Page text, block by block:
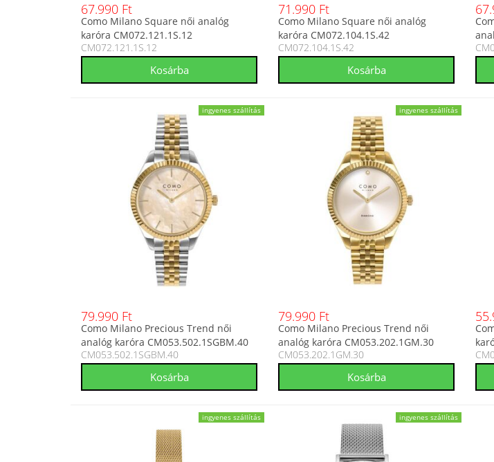
67.990 Ft
Como Milano Square női analóg
karóra CM072.121.1S.12
CM072.121.1S.12
71.990 Ft
Como Milano Square női analóg
karóra CM072.104.1S.42
CM072.104.1S.42
ingyenes szállítás
79.990 Ft
Como Milano Precious Trend női
analóg karóra CM053.502.1SGBM.40
CM053.502.1SGBM.40
ingyenes szállítás
79.990 Ft
Como Milano Precious Trend női
analóg karóra CM053.202.1GM.30
CM053.202.1GM.30
ingyenes szállítás ingyenes szállítás